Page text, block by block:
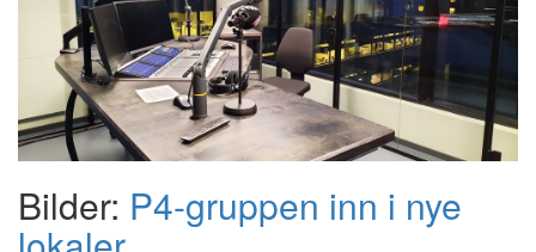
Bilder: P4-gruppen inn i nye